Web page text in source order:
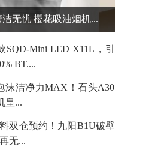
无忧 樱花吸油烟机...
Mini LED X11L，引
BT....
沫洁净力MAX！石头A30
皇...
双仓预约！九阳B1U破壁
无...